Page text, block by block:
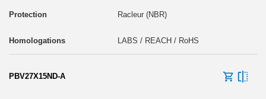
Racleur (NBR)
LABS / REACH / RoHS
PBV27X15ND-A